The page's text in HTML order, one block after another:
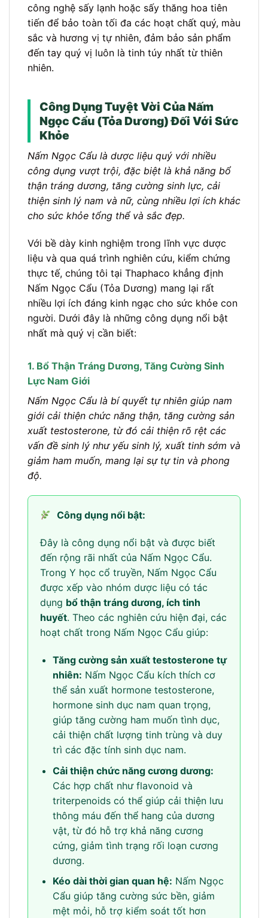
công nghệ sấy lạnh hoặc sấy thăng hoa tiên
tiến để bảo toàn tối đa các hoạt chất quý, màu
sắc và hương vị tự nhiên, đảm bảo sản phẩm
đến tay quý vị luôn là tinh túy nhất từ thiên
nhiên.
Công Dụng Tuyệt Vời Của Nấm
Ngọc Cẩu (Tỏa Dương) Đối Với Sức
Khỏe
Nấm Ngọc Cẩu là dược liệu quý với nhiều
công dụng vượt trội, đặc biệt là khả năng bổ
thận tráng dương, tăng cường sinh lực, cải
thiện sinh lý nam và nữ, cùng nhiều lợi ích khác
cho sức khỏe tổng thể và sắc đẹp.
Với bề dày kinh nghiệm trong lĩnh vực dược
liệu và qua quá trình nghiên cứu, kiểm chứng
thực tế, chúng tôi tại Thaphaco khẳng định
Nấm Ngọc Cẩu (Tỏa Dương) mang lại rất
nhiều lợi ích đáng kinh ngạc cho sức khỏe con
người. Dưới đây là những công dụng nổi bật
nhất mà quý vị cần biết:
1. Bổ Thận Tráng Dương, Tăng Cường Sinh
Lực Nam Giới
Nấm Ngọc Cẩu là bí quyết tự nhiên giúp nam
giới cải thiện chức năng thận, tăng cường sản
xuất testosterone, từ đó cải thiện rõ rệt các
vấn đề sinh lý như yếu sinh lý, xuất tinh sớm và
giảm ham muốn, mang lại sự tự tin và phong
độ.
Công dụng nổi bật:
Đây là công dụng nổi bật và được biết
đến rộng rãi nhất của Nấm Ngọc Cẩu.
Trong Y học cổ truyền, Nấm Ngọc Cẩu
được xếp vào nhóm dược liệu có tác
dụng bổ thận tráng dương, ích tinh
huyết. Theo các nghiên cứu hiện đại, các
hoạt chất trong Nấm Ngọc Cẩu giúp:
Tăng cường sản xuất testosterone tự
nhiên: Nấm Ngọc Cẩu kích thích cơ
thể sản xuất hormone testosterone,
hormone sinh dục nam quan trọng,
giúp tăng cường ham muốn tình dục,
cải thiện chất lượng tinh trùng và duy
trì các đặc tính sinh dục nam.
Cải thiện chức năng cương dương:
Các hợp chất như flavonoid và
triterpenoids có thể giúp cải thiện lưu
thông máu đến thể hang của dương
vật, từ đó hỗ trợ khả năng cương
cứng, giảm tình trạng rối loạn cương
dương.
Kéo dài thời gian quan hệ: Nấm Ngọc
Cẩu giúp tăng cường sức bền, giảm
mệt mỏi, hỗ trợ kiểm soát tốt hơn